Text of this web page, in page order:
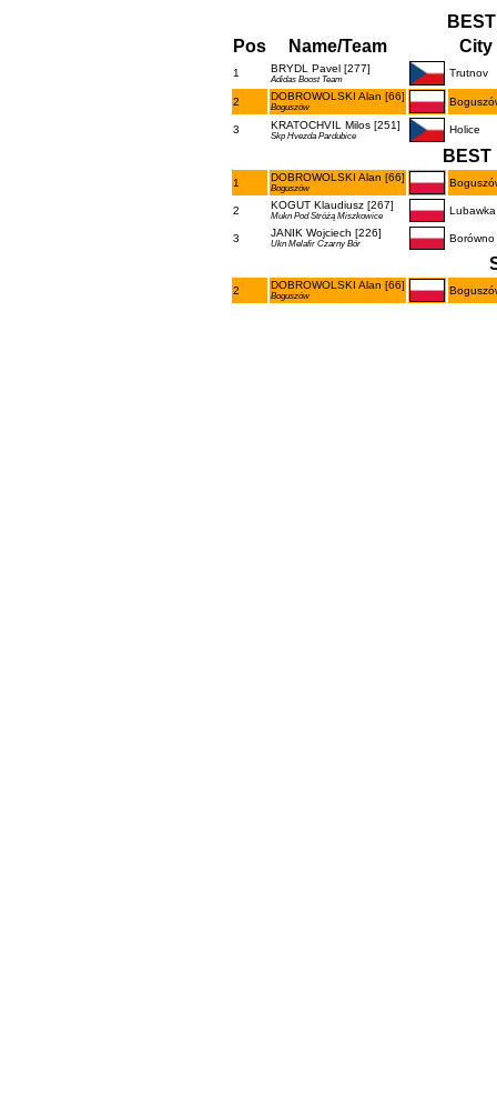
Pos
Name/Team City
1 BRYDL Pavel [277]
Adidas Boost Team
Trutnov
2 DOBROWOLSKI Alan [66]
Boguszów
3 KRATOCHVIL Milos [251]
Skp Hvezda Pardubice
Holice
BEST
1 DOBROWOLSKI Alan [66]
Boguszów
2 KOGUT Klaudiusz [267]
Mukn Pod Stróżą Miszkowice Lubawka
3 JANIK Wojciech [226]
Ukn Melafir Czarny Bór Borówno
2 DOBROWOLSKI Alan [66]
Boguszów